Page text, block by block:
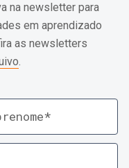
na newsletter para
em aprendizado
as newsletters
.